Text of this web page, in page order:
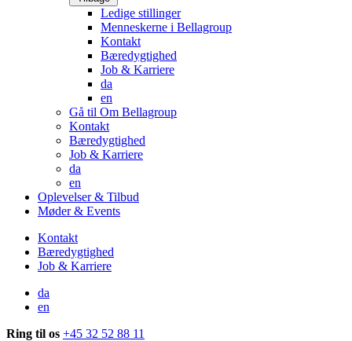
Ledige stillinger
Menneskerne i Bellagroup
Kontakt
Bæredygtighed
Job & Karriere
da
en
Gå til Om Bellagroup
Kontakt
Bæredygtighed
Job & Karriere
da
en
Oplevelser & Tilbud
Møder & Events
Kontakt
Bæredygtighed
Job & Karriere
da
en
Ring til os +45 32 52 88 11